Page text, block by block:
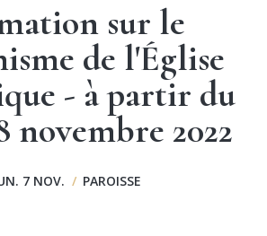
sur le
de l'Église
- à partir du
novembre 2022
7 NOV. / PAROISSE